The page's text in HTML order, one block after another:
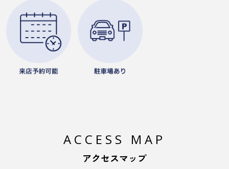
ACCESS MAP
アクセスマップ